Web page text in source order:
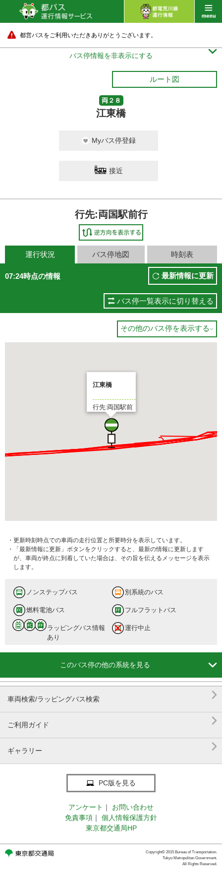
都営バスをご利用いただきありがとうございます。
バス停情報を非表示にする 
ルート図
両２８
江東橋
Myバス停登録
接近
行先:両国駅前行
運行状況 バス停地図 時刻表
07:24時点の情報 最新情報に更新
バス停一覧表示に切り替える
その他のバス停を表示する 
江東橋
行先:両国駅前
・更新時刻時点での車両の走行位置と所要時分を表示しています。
・「最新情報に更新」ボタンをクリックすると、最新の情報に更新します
が、車両が終点に到着していた場合は、その旨を伝えるメッセージを表示
します。
ノンステップバス 別系統のバス
燃料電池バス フルフラットバス
ラッピングバス情報
あり
運行中止
このバス停の他の系統を見る 
車両検索/ラッピングバス検索 
ご利用ガイド 
ギャラリー 
PC版を見る
アンケート ｜
お問い合わせ
免責事項 ｜
個人情報保護方針
東京都交通局HP
Copyright© 2015 Bureau of Transportation.
Tokyo Metropolitan Government.
All Rights Reserved.